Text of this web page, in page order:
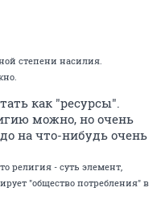
степени насилия.
как "ресурсы".
можно, но очень
на что-нибудь очень
религия - суть элемент,
"общество потребления" в